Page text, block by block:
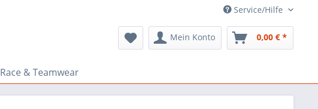
Service/Hilfe
Mein Konto 0,00 € *
Race & Teamwear